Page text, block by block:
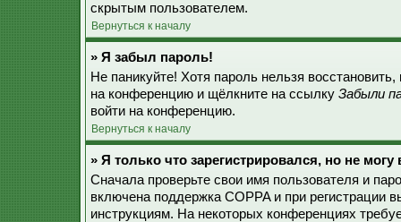
скрытым пользователем.
Вернуться к началу
» Я забыл пароль!
Не паникуйте! Хотя пароль нельзя
на конференцию и щёлкните на ссылку Забыли
войти на конференцию.
Вернуться к началу
» Я только что зарегистрировался, но не могу
Сначала проверьте свои имя пользователя и
включена поддержка COPPA и при регистрации
инструкциям. На некоторых конференциях